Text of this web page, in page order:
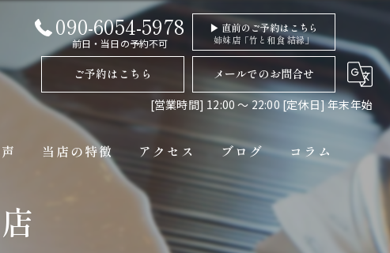
090-6054-5978
前日・当日の予約不可
▶ 直前のご予約はこちら
姉妹店「竹と和食 結縁」
ご予約はこちら
メールでのお問合せ
[営業時間] 12:00 〜 22:00 [定休日] 年末年始
当店の特徴 アクセス ブログ コラム